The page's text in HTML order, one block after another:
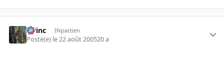
lorinc INpactien
Posté(e) le 22 août 200520 a